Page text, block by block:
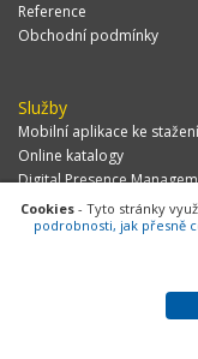
Reference
Obchodní podmínky
Služby
Mobilní aplikace ke stažení
Online katalogy
Digital Presence
Více zákazníků
© 2026 MEDIATEL
+420 771
Cookies - Tyto stránky
podrobnosti, jak přesně